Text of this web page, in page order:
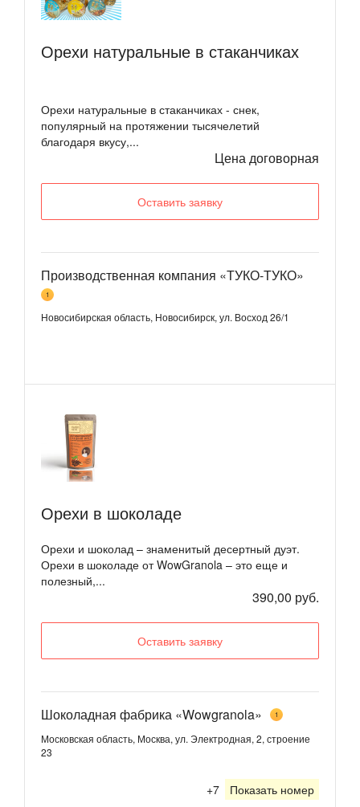
Орехи натуральные в стаканчиках
Орехи натуральные в стаканчиках - снек,
популярный на протяжении тысячелетий
благодаря вкусу,...
Цена договорная
Оставить заявку
Производственная компания «ТУКО-ТУКО»
1
Новосибирская область, Новосибирск, ул. Восход 26/1
Орехи в шоколаде
Орехи и шоколад – знаменитый десертный дуэт.
Орехи в шоколаде от WowGranola – это еще и
полезный,...
390,00 руб.
Оставить заявку
Шоколадная фабрика «Wowgranola» 1
Московская область, Москва, ул. Электродная, 2, строение
23
+7 Показать номер